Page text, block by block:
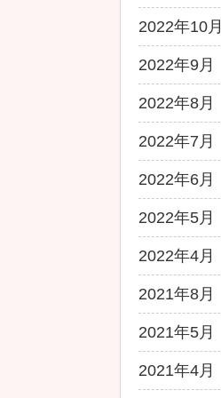
2022年10月
2022年9月
2022年8月
2022年7月
2022年6月
2022年5月
2022年4月
2021年8月
2021年5月
2021年4月